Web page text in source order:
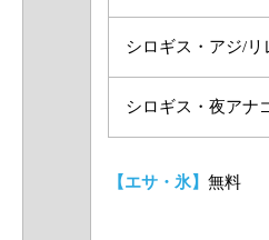
シロギス・アジ/リ
シロギス・夜アナ
【エサ・氷】 無料